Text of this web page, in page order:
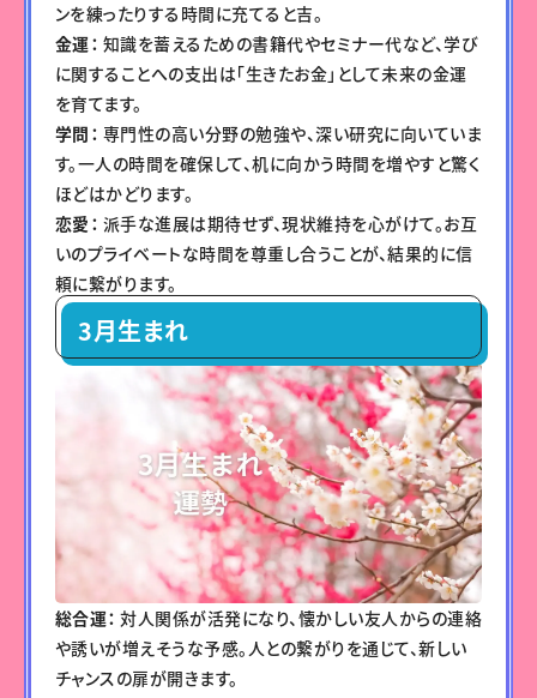
ンを練ったりする時間に充てると吉。
金運： 知識を蓄えるための書籍代やセミナー代など、学び
に関することへの支出は「生きたお金」として未来の金運
を育てます。
学問： 専門性の高い分野の勉強や、深い研究に向いていま
す。一人の時間を確保して、机に向かう時間を増やすと驚く
ほどはかどります。
恋愛： 派手な進展は期待せず、現状維持を心がけて。お互
いのプライベートな時間を尊重し合うことが、結果的に信
頼に繋がります。
3月生まれ
総合運： 対人関係が活発になり、懐かしい友人からの連絡
や誘いが増えそうな予感。人との繋がりを通じて、新しい
チャンスの扉が開きます。